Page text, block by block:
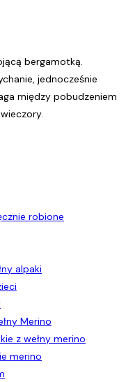
bergamotką.
jednocześnie
między pobudzeniem
robione
alpaki
Merino
z wełny merino
merino